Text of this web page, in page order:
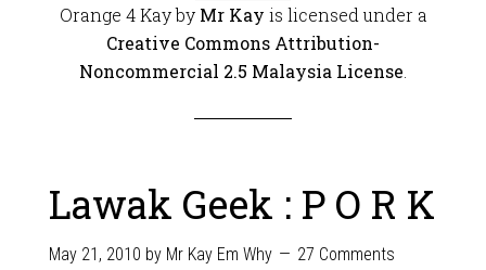
Orange 4 Kayby Mr Kay is licensed under a
Creative Commons Attribution-
Noncommercial 2.5 Malaysia License
Lawak Geek : P O R K
May 21, 2010 by Mr Kay Em Why 27 Comments